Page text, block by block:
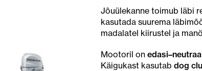
Jõuülekanne toimub läbi
kasutada suurema
madalatel kiirustel ja
Mootoril on
Käigukast kasutab dog